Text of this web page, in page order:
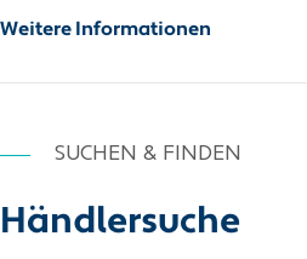
Weitere Informationen
SUCHEN & FINDEN
Händlersuche